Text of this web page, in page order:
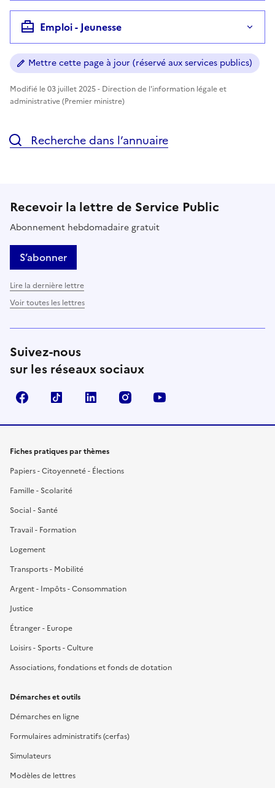
Emploi - Jeunesse
Mettre cette page à jour (réservé aux services publics)
Modifié le 03 juillet 2025 - Direction de l'information légale et
administrative (Premier ministre)
Recherche dans l’annuaire
Recevoir la lettre de Service Public
Abonnement hebdomadaire gratuit
S’abonner
Lire la dernière lettre
Voir toutes les lettres
Suivez-nous
sur les réseaux sociaux
FacebookTikTok LinkedIn Instagram
Fiches pratiques par thèmes
Papiers - Citoyenneté - Élections
Famille - Scolarité
Social - Santé
Travail - Formation
Logement
Transports - Mobilité
Argent - Impôts - Consommation
Justice
Étranger - Europe
Loisirs - Sports - Culture
Associations, fondations et fonds de dotation
Démarches et outils
Démarches en ligne
Formulaires administratifs (cerfas)
Simulateurs
Modèles de lettres